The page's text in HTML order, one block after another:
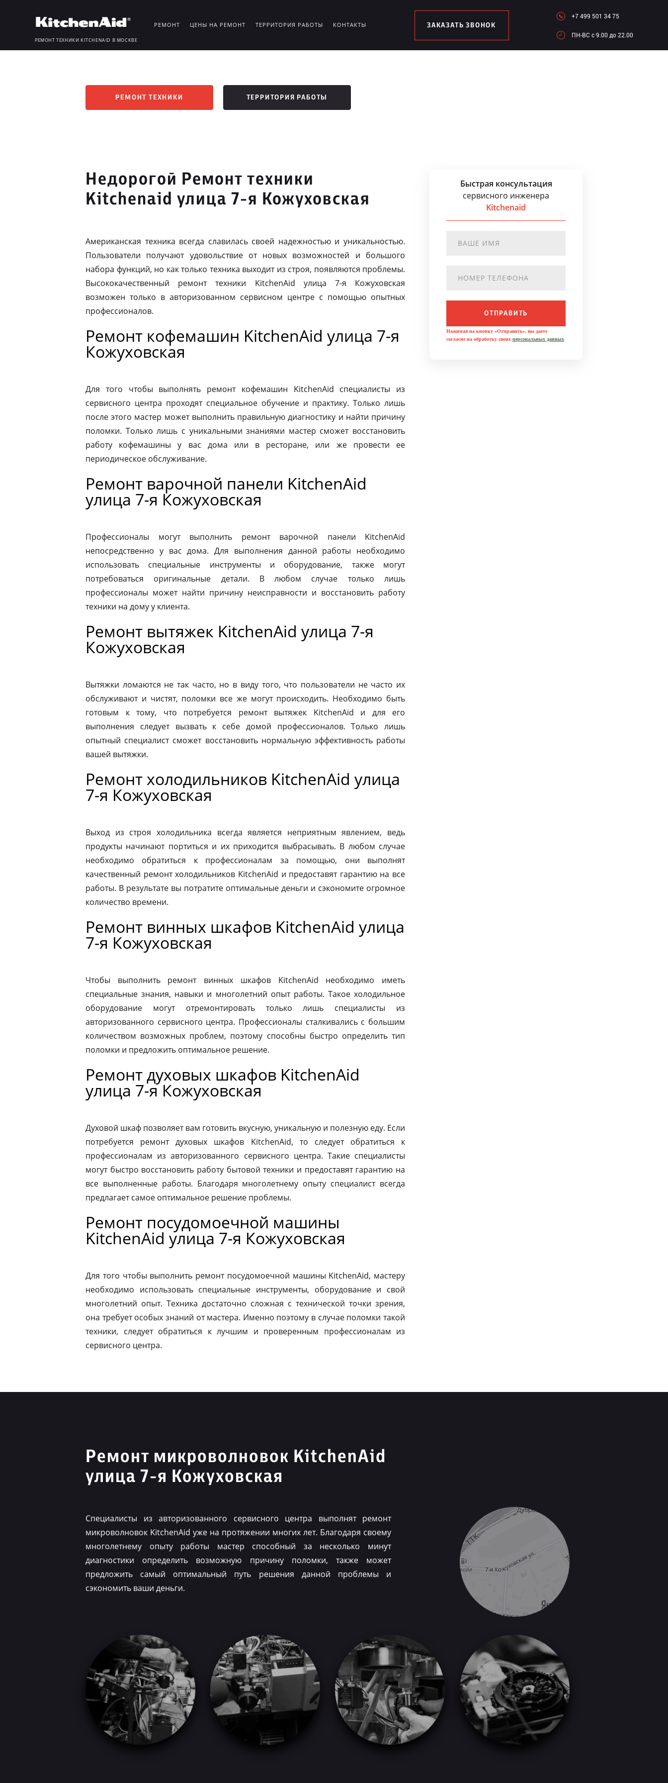
РЕМОНТ ТЕХНИКИ KITCHENAID В МОСКВЕ
РЕМОНТ ЦЕНЫ НА РЕМОНТ ТЕРРИТОРИЯ РАБОТЫ КОНТАКТЫ ЗАКАЗАТЬ ЗВОНОК
+7 499 501 34 75
ПН-ВC c 9.00 до 22.00
РЕМОНТ ТЕХНИКИ ТЕРРИТОРИЯ РАБОТЫ
Недорогой Ремонт техники
Kitchenaid улица 7-я Кожуховская
Американская техника всегда славилась своей надежностью и уникальностью.
Пользователи получают удовольствие от новых возможностей и большого
набора функций, но как только техника выходит из строя, появляются проблемы.
Высококачественный ремонт техники KitchenAid улица 7-я Кожуховская
возможен только в авторизованном сервисном центре с помощью опытных
профессионалов.
Ремонт кофемашин KitchenAid улица 7-я
Кожуховская
Для того чтобы выполнять ремонт кофемашин KitchenAid специалисты из
сервисного центра проходят специальное обучение и практику. Только лишь
после этого мастер может выполнить правильную диагностику и найти причину
поломки. Только лишь с уникальными знаниями мастер сможет восстановить
работу кофемашины у вас дома или в ресторане, или же провести ее
периодическое обслуживание.
Ремонт варочной панели KitchenAid
улица 7-я Кожуховская
Профессионалы могут выполнить ремонт варочной панели KitchenAid
непосредственно у вас дома. Для выполнения данной работы необходимо
использовать специальные инструменты и оборудование, также могут
потребоваться оригинальные детали. В любом случае только лишь
профессионалы может найти причину неисправности и восстановить работу
техники на дому у клиента.
Ремонт вытяжек KitchenAid улица 7-я
Кожуховская
Вытяжки ломаются не так часто, но в виду того, что пользователи не часто их
обслуживают и чистят, поломки все же могут происходить. Необходимо быть
готовым к тому, что потребуется ремонт вытяжек KitchenAid и для его
выполнения следует вызвать к себе домой профессионалов. Только лишь
опытный специалист сможет восстановить нормальную эффективность работы
вашей вытяжки.
Ремонт холодильников KitchenAid улица
7-я Кожуховская
Выход из строя холодильника всегда является неприятным явлением, ведь
продукты начинают портиться и их приходится выбрасывать. В любом случае
необходимо обратиться к профессионалам за помощью, они выполнят
качественный ремонт холодильников KitchenAid и предоставят гарантию на все
работы. В результате вы потратите оптимальные деньги и сэкономите огромное
количество времени.
Ремонт винных шкафов KitchenAid улица
7-я Кожуховская
Чтобы выполнить ремонт винных шкафов KitchenAid необходимо иметь
специальные знания, навыки и многолетний опыт работы. Такое холодильное
оборудование могут отремонтировать только лишь специалисты из
авторизованного сервисного центра. Профессионалы сталкивались с большим
количеством возможных проблем, поэтому способны быстро определить тип
поломки и предложить оптимальное решение.
Ремонт духовых шкафов KitchenAid
улица 7-я Кожуховская
Духовой шкаф позволяет вам готовить вкусную, уникальную и полезную еду. Если
потребуется ремонт духовых шкафов KitchenAid, то следует обратиться к
профессионалам из авторизованного сервисного центра. Такие специалисты
могут быстро восстановить работу бытовой техники и предоставят гарантию на
все выполненные работы. Благодаря многолетнему опыту специалист всегда
предлагает самое оптимальное решение проблемы.
Ремонт посудомоечной машины
KitchenAid улица 7-я Кожуховская
Для того чтобы выполнить ремонт посудомоечной машины KitchenAid, мастеру
необходимо использовать специальные инструменты, оборудование и свой
многолетний опыт. Техника достаточно сложная с технической точки зрения,
она требует особых знаний от мастера. Именно поэтому в случае поломки такой
техники, следует обратиться к лучшим и проверенным профессионалам из
сервисного центра.
Быстрая консультация
сервисного инженера
Kitchenaid
ОТПРАВИТЬ
Нажимая на кнопку «Отправить», вы даете
согласие на обработку своих персональных данных
Ремонт микроволновок KitchenAid
улица 7-я Кожуховская
Специалисты из авторизованного сервисного центра выполнят ремонт
микроволновок KitchenAid уже на протяжении многих лет. Благодаря своему
многолетнему опыту работы мастер способный за несколько минут
диагностики определить возможную причину поломки, также может
предложить самый оптимальный путь решения данной проблемы и
сэкономить ваши деньги.